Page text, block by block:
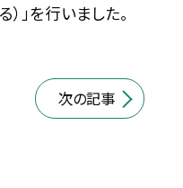
」を行いました。
次の記事